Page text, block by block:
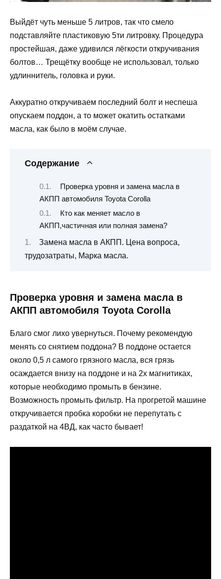
Выйдёт чуть меньше 5 литров, так что смело
подставляйте пластиковую 5ти литровку. Процедура
простейшая, даже удивился лёгкости откручивания
болтов… Трещётку вообще не использовал, только
удлиннитель, головка и руки.
Аккуратно откручиваем последний болт и неспеша
опускаем поддон, а то может окатить остатками
масла, как было в моём случае.
Содержание
Проверка уровня и замена масла в
АКПП автомобиля Toyota Corolla
Кто как меняет масло в
АКПП,частичная или полная замена?
Замена масла в АКПП. Цена вопроса,
трудозатраты, Марка масла.
Проверка уровня и замена масла в
АКПП автомобиля Toyota Corolla
Благо смог лихо увернуться. Почему рекомендую
менять со снятием поддона? В поддоне остается
около 0,5 л самого грязного масла, вся грязь
осаждается внизу на поддоне и на 2х магнитиках,
которые необходимо промыть в бензине.
Возможность промыть фильтр. На прогретой машине
откручивается пробка коробки не перепутать с
раздаткой на 4ВД, как часто бывает!